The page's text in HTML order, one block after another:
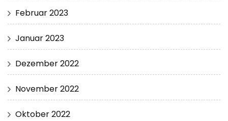
Februar 2023
Januar 2023
Dezember 2022
November 2022
Oktober 2022